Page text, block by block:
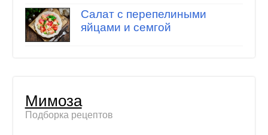
Салат с перепелиными
яйцами и семгой
Мимоза
Подборка рецептов